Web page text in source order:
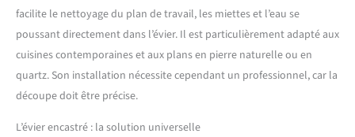
facilite le nettoyage du plan de travail, les miettes et l’eau se
poussant directement dans l’évier. Il est particulièrement adapté aux
cuisines contemporaines et aux plans en pierre naturelle ou en
quartz. Son installation nécessite cependant un professionnel, car la
découpe doit être précise.
L’évier encastré : la solution universelle